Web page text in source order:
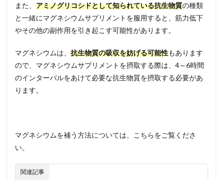
また、 アミノグリコシドとして知られている抗生物質の種類
と一緒にマグネシウムサプリメントを服用すると、筋力低下
やその他の副作用を引き起こす可能性があります。
マグネシウムは、 抗生物質の吸収を妨げる可能性もあります
ので、マグネシウムサプリメントを摂取する際は、4～6時間
のインターバルをあけて必要な抗生物質を摂取する必要があ
ります。
マグネシウムを補う方法については、こちらをご覧くださ
い。
関連記事